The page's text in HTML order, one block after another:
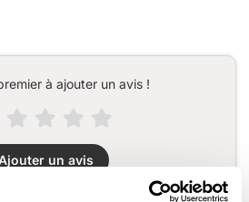
à ajouter un avis !
un avis